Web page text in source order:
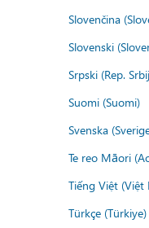
Slovenčina
Slovenski
Srpski (Rep.
Suomi (Suomi)
Svenska
Te reo Māori
Tiếng Việt (Việt
Türkçe (Türkiye)